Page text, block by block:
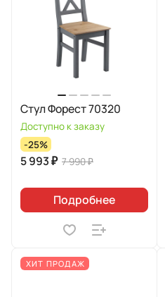
Стул Форест 70320
Доступно к заказу
-25%
5 993 ₽ 7 990 ₽
Подробнее
ХИТ ПРОДАЖ